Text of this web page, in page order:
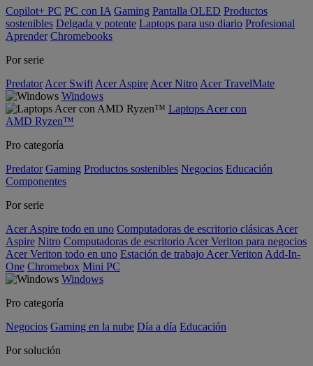
Copilot+ PC PC con IA Gaming Pantalla OLED Productos
sostenibles Delgada y potente Laptops para uso diario Profesional
Aprender Chromebooks
Por serie
Predator Acer Swift Acer Aspire Acer Nitro Acer TravelMate
Windows
Laptops Acer con
AMD Ryzen™
Pro categoría
Predator Gaming Productos sostenibles Negocios Educación
Componentes
Por serie
Acer Aspire todo en uno Computadoras de escritorio clásicas Acer
Aspire Nitro Computadoras de escritorio Acer Veriton para negocios
Acer Veriton todo en uno Estación de trabajo Acer Veriton Add-In-
One Chromebox Mini PC
Windows
Pro categoría
Negocios Gaming en la nube Día a día Educación
Por solución